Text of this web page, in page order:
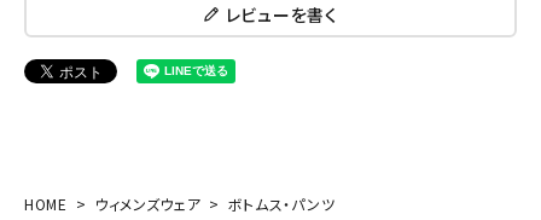
レビューを書く
HOME ウィメンズウェア
ボトムス・パンツ